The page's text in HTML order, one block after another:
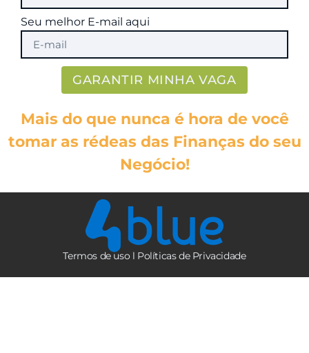
Seu melhor E-mail aqui
GARANTIR MINHA VAGA
Mais do que nunca é hora de você
tomar as rédeas das Finanças do seu
Negócio!
Termos de uso l Políticas de Privacidade